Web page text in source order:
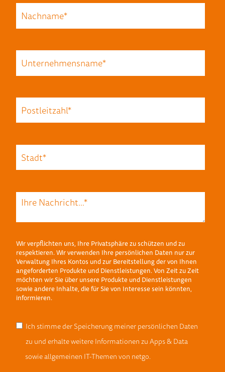
Wir verpflichten uns, Ihre Privatsphäre zu schützen und zu
respektieren. Wir verwenden Ihre persönlichen Daten nur zur
Verwaltung Ihres Kontos und zur Bereitstellung der von Ihnen
angeforderten Produkte und Dienstleistungen. Von Zeit zu Zeit
möchten wir Sie über unsere Produkte und Dienstleistungen
sowie andere Inhalte, die für Sie von Interesse sein könnten,
informieren.
Ich stimme der Speicherung meiner persönlichen Daten
zu und erhalte weitere Informationen zu Apps & Data
sowie allgemeinen IT-Themen von netgo.